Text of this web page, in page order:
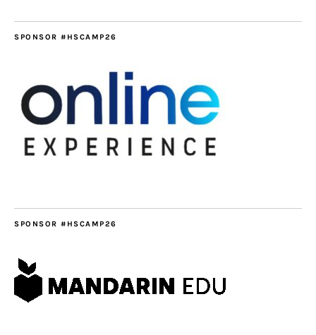
SPONSOR #HSCAMP26
SPONSOR #HSCAMP26